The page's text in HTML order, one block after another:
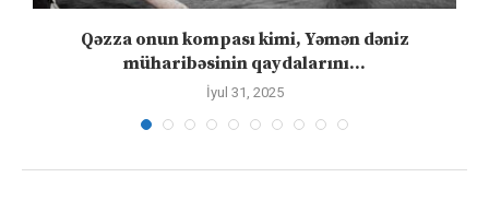
Qəzza onun kompası kimi, Yəmən dəniz
müharibəsinin qaydalarını...
İyul 31, 2025